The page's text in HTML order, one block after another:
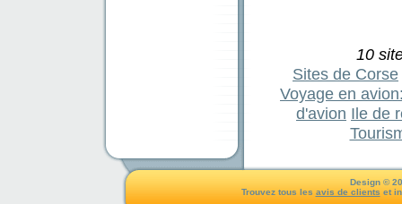
10
Sites de Corse
Voyage en
d'avion Ile de
Design ©
Trouvez tous les avis de clients et